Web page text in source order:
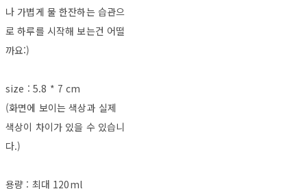
나 가볍게 물 한잔하는 습관으
로 하루를 시작해 보는건 어떨
까요:)
size : 5.8 * 7 cm
(화면에 보이는 색상과 실제
색상이 차이가 있을 수 있습니
다.)
용량 : 최대 120ml